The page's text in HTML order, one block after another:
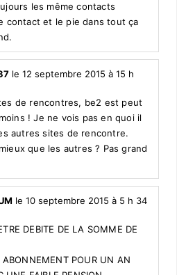
les même contacts
contact et le pie dans tout ça
le 12 septembre 2015 à 15 h
de rencontres, be2 est peut
! Je ne vois pas en quoi il
autres sites de rencontre.
que les autres ? Pas grand
le 10 septembre 2015 à 5 h 34
DEBITE DE LA SOMME DE
POUR UN AN